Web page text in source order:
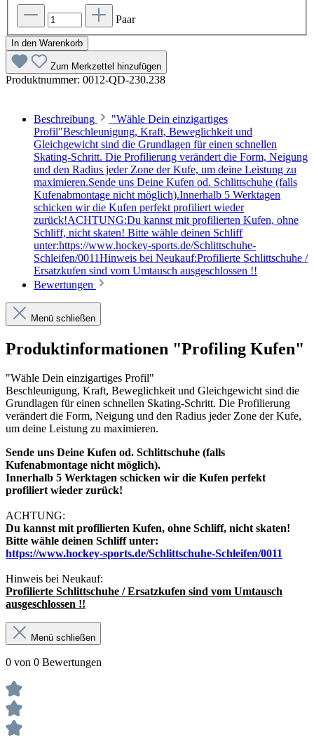
Paar
In den Warenkorb
Zum Merkzettel hinzufügen
Produktnummer: 0012-QD-230.238
Beschreibung
"Wähle Dein einzigartiges
Profil"Beschleunigung, Kraft, Beweglichkeit und
Gleichgewicht sind die Grundlagen für einen schnellen
Skating-Schritt. Die Profilierung verändert die Form, Neigung
und den Radius jeder Zone der Kufe, um deine Leistung zu
maximieren.Sende uns Deine Kufen od. Schlittschuhe (falls
Kufenabmontage nicht möglich).Innerhalb 5 Werktagen
schicken wir die Kufen perfekt profiliert wieder
zurück!ACHTUNG:Du kannst mit profilierten Kufen, ohne
Schliff, nicht skaten! Bitte wähle deinen Schliff
unter:https://www.hockey-sports.de/Schlittschuhe-
Schleifen/0011Hinweis bei Neukauf:Profilierte Schlittschuhe /
Ersatzkufen sind vom Umtausch ausgeschlossen !!
Bewertungen
Menü schließen
Produktinformationen "Profiling Kufen"
"Wähle Dein einzigartiges Profil"
Beschleunigung, Kraft, Beweglichkeit und Gleichgewicht sind die
Grundlagen für einen schnellen Skating-Schritt. Die Profilierung
verändert die Form, Neigung und den Radius jeder Zone der Kufe,
um deine Leistung zu maximieren.
Sende uns Deine Kufen od. Schlittschuhe (falls
Kufenabmontage nicht möglich).
Innerhalb 5 Werktagen schicken wir die Kufen perfekt
profiliert wieder zurück!
ACHTUNG:
Du kannst mit profilierten Kufen, ohne Schliff, nicht skaten!
Bitte wähle deinen Schliff unter:
https://www.hockey-sports.de/Schlittschuhe-Schleifen/0011
Hinweis bei Neukauf:
Profilierte Schlittschuhe / Ersatzkufen sind vom Umtausch
ausgeschlossen !!
Menü schließen
0 von 0 Bewertungen